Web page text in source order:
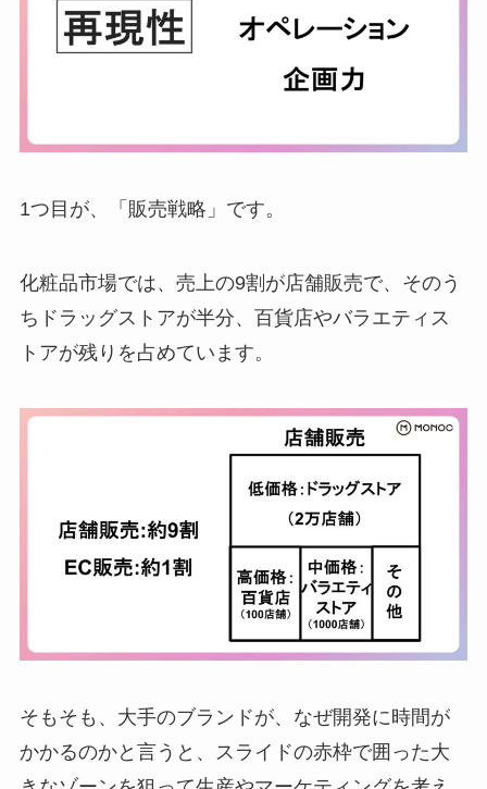
1つ目が、「販売戦略」です。
化粧品市場では、売上の9割が店舗販売で、そのう
ちドラッグストアが半分、百貨店やバラエティス
トアが残りを占めています。
そもそも、大手のブランドが、なぜ開発に時間が
かかるのかと言うと、スライドの赤枠で囲った大